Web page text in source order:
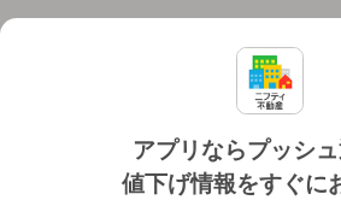
アプリならプッシ
値下げ情報をすぐに
個人情報保護ポリシー